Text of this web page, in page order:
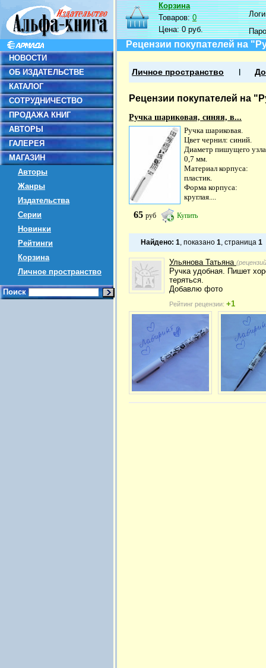
НОВОСТИ
ОБ ИЗДАТЕЛЬСТВЕ
КАТАЛОГ
СОТРУДНИЧЕСТВО
ПРОДАЖА КНИГ
АВТОРЫ
ГАЛЕРЕЯ
МАГАЗИН
Авторы
Жанры
Издательства
Серии
Новинки
Рейтинги
Корзина
Личное пространство
Поиск
Корзина
Товаров:0
Цена:0 руб.
Рецензии покупателей на
Личное пространство
Рецензии покупателей на
Ручка шариковая, синяя, в...
Ручка шариковая.
Цвет чернил: синий.
Диаметр пишущего
0,7 мм.
Материал корпуса:
пластик.
Форма корпуса:
круглая....
65 руб Купить
Найдено: 1, показано 1, страница 1
Ульянова Татьяна
Ручка удобная. Пишет
теряться.
Добавлю фото
Рейтинг рецензии: +1